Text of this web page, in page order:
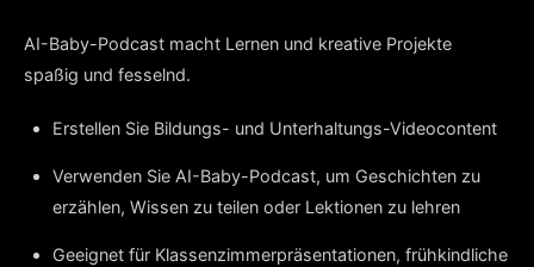
AI-Baby-Podcast macht Lernen und kreative Projekte
spaßig und fesselnd.
Erstellen Sie Bildungs- und Unterhaltungs-Videocontent
Verwenden Sie AI-Baby-Podcast, um Geschichten zu
erzählen, Wissen zu teilen oder Lektionen zu lehren
Geeignet für Klassenzimmerpräsentationen, frühkindliche